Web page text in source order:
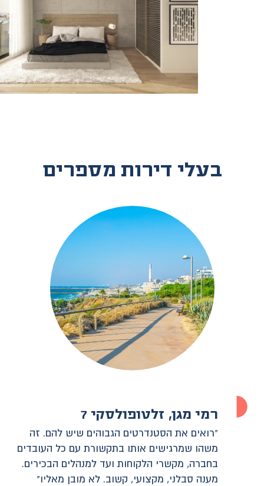
בעלי דירות מספרים
רמי מגן, זלטופולסקי 7
"רואים את הסטנדרטים הגבוהים שיש להם. זה
משהו שמרגישים אותו בתקשורת עם כל העובדים
בחברה, מקשרי הלקוחות ועד למנהלים הבכירים.
מענה סבלני, מקצועי, קשוב. לא מובן מאליו"